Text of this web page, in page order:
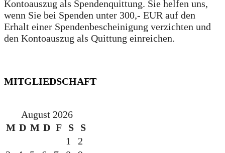
Kontoauszug als Spendenquittung. Sie helfen uns,
wenn Sie bei Spenden unter 300,- EUR auf den
Erhalt einer Spendenbescheinigung verzichten und
den Kontoauszug als Quittung einreichen.
MITGLIEDSCHAFT
August 2026
M D M D F S
S
1
2